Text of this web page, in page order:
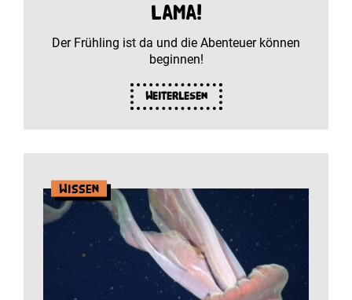
Lama!
Der Frühling ist da und die Abenteuer können
beginnen!
Weiterlesen
Wissen